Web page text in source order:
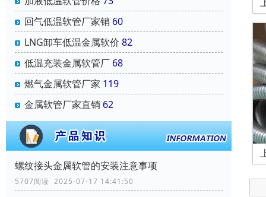
回气低温软管厂家销 60
LNG卸车低温金属软价 82
低温充装金属软管厂 68
燃气金属软管厂家 119
金属软管厂家直销 62
螺纹接头金属软管的安装注意事项
5707阅读 2025-07-17 14:41:50